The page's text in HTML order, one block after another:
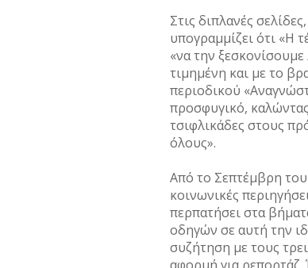
Στις διπλανές
υπογραμμίζει ότι «Η
«να την
τιμημένη και με το
περιοδικού
προσφυγικό,
τσιφλικάδες στους
όλους».
Από το Σεπτέμβρη του
κοινωνικές
περπατήσει στα
οδηγών σε αυτή την
συζήτηση με τους